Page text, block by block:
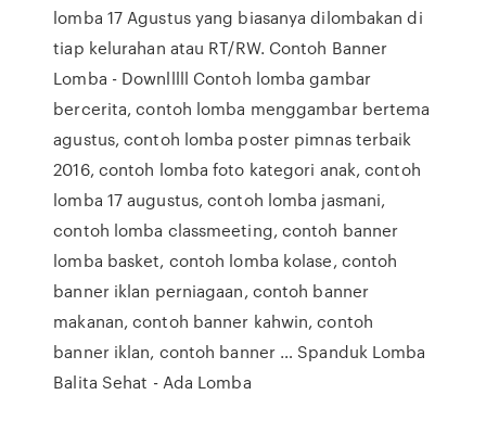
lomba 17 Agustus yang biasanya dilombakan di
tiap kelurahan atau RT/RW. Contoh Banner
Lomba - Downlllll Contoh lomba gambar
bercerita, contoh lomba menggambar bertema
agustus, contoh lomba poster pimnas terbaik
2016, contoh lomba foto kategori anak, contoh
lomba 17 augustus, contoh lomba jasmani,
contoh lomba classmeeting, contoh banner
lomba basket, contoh lomba kolase, contoh
banner iklan perniagaan, contoh banner
makanan, contoh banner kahwin, contoh
banner iklan, contoh banner … Spanduk Lomba
Balita Sehat - Ada Lomba